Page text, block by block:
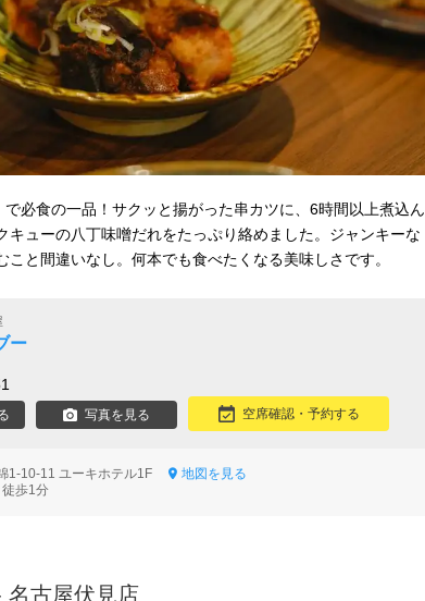
必食の一品！サクッと揚がった串カツに、6時間以上煮込ん
キューの八丁味噌だれをたっぷり絡めました。ジャンキーな
と間違いなし。何本でも食べたくなる美味しさです。
ー
写真を見る 空席確認・予約する
1-10-11 ユーキホテル1F
地図を見る
歩1分
名古屋伏見店